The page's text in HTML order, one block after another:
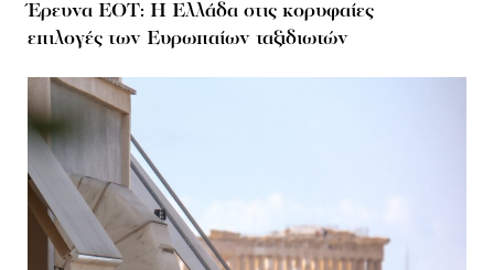
Έρευνα ΕΟΤ: Η Ελλάδα στις κορυφαίες
επιλογές των Ευρωπαίων ταξιδιωτών